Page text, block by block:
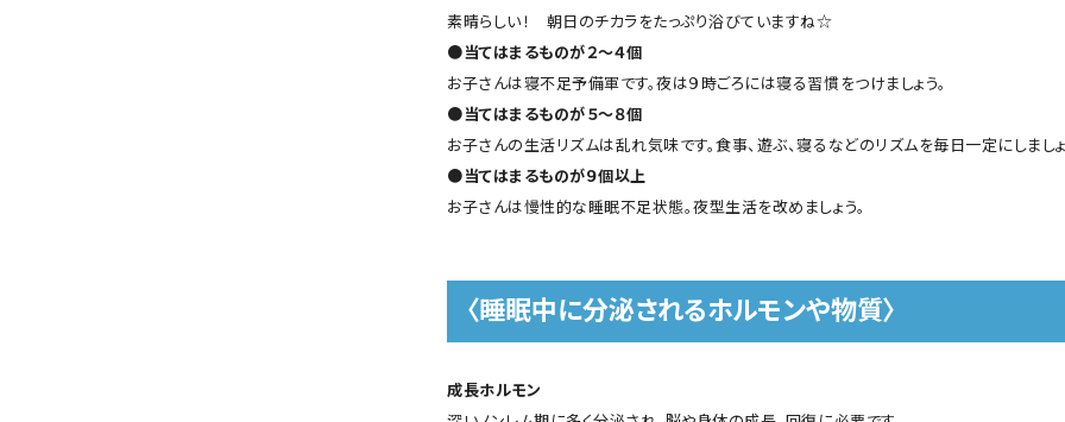
素晴らしい！ 朝日のチカラをたっぷり浴びていますね☆
●当てはまるものが２〜４個
お子さんは寝不足予備軍です。夜は９時ごろには寝る習慣をつけましょう。
●当てはまるものが５〜８個
お子さんの生活リズムは乱れ気味です。食事、遊ぶ、寝るなどのリズムを毎日一定にしましょ
●当てはまるものが９個以上
お子さんは慢性的な睡眠不足状態。夜型生活を改めましょう。
〈睡眠中に分泌されるホルモンや物質〉
成長ホルモン